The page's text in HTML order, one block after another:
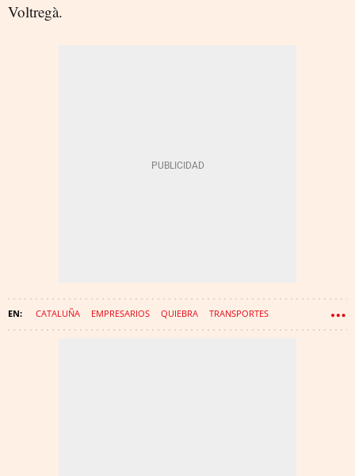
Voltregà.
CATALUÑA EMPRESARIOS QUIEBRA TRANSPORTES